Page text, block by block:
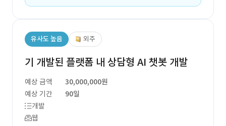
유사도 높음 외주
기 개발된 플랫폼 내 상담형 AI 챗봇 개발
예상 금액
30,000,000원
예상 기간
90일
개발
웹